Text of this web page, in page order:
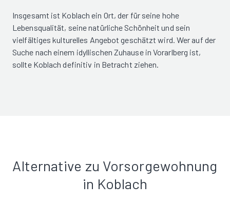
Insgesamt ist Koblach ein Ort, der für seine hohe
Lebensqualität, seine natürliche Schönheit und sein
vielfältiges kulturelles Angebot geschätzt wird. Wer auf der
Suche nach einem idyllischen Zuhause in Vorarlberg ist,
sollte Koblach definitiv in Betracht ziehen.
Alternative zu Vorsorgewohnung
in Koblach